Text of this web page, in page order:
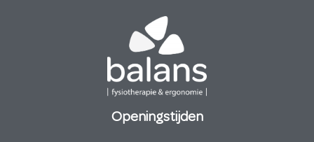
Openingstijden